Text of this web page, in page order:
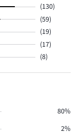
(130)
(59)
(19)
(17)
(8)
80%
2%